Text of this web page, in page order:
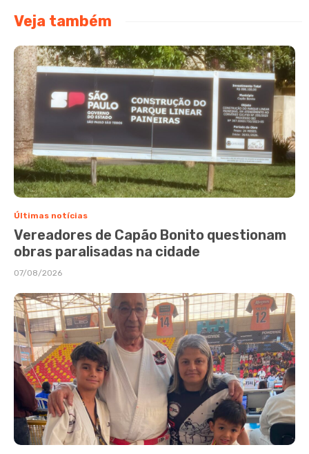
Veja também
Últimas notícias
Vereadores de Capão Bonito questionam
obras paralisadas na cidade
07/08/2026